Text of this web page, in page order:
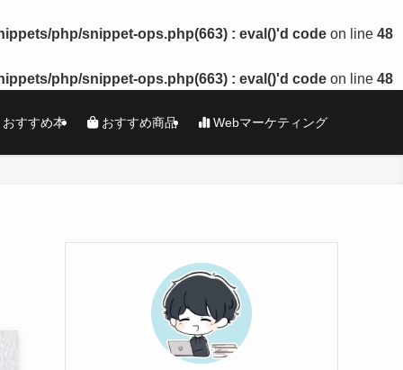
php/snippet-ops.php(663) : eval()'d code on line 48
php/snippet-ops.php(663) : eval()'d code on line 48
おすすめ本 おすすめ商品 Webマーケティング